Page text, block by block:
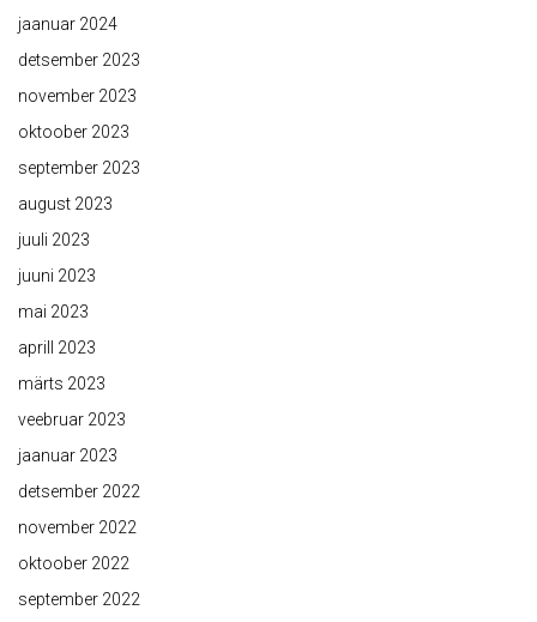
jaanuar 2024
detsember 2023
november 2023
oktoober 2023
september 2023
august 2023
juuli 2023
juuni 2023
mai 2023
aprill 2023
märts 2023
veebruar 2023
jaanuar 2023
detsember 2022
november 2022
oktoober 2022
september 2022